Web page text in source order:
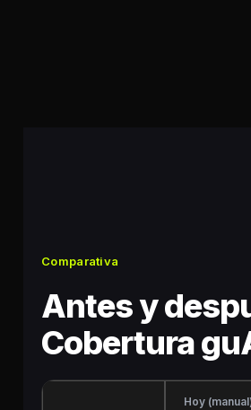
Comparativa
Antes y
Cobertura
Hoy